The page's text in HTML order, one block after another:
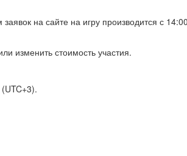
на сайте на игру производится с
изменить стоимость участия.